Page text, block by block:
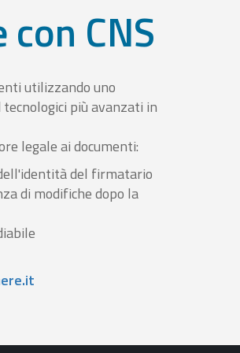
CNS
utilizzando uno
più avanzati in
legale ai documenti:
del firmatario
di modifiche dopo la